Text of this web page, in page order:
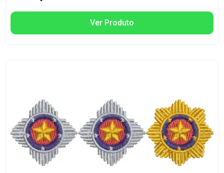
Ver Produto